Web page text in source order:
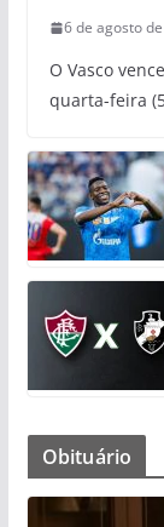
6 de agosto
O Vasco
quarta-feira
Obituário